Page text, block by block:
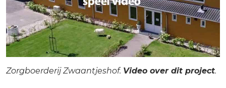
Zorgboerderij Zwaantjeshof. Video over dit project.